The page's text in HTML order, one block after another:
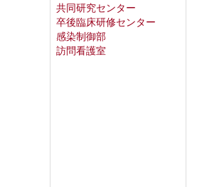
共同研究センター
卒後臨床研修センター
感染制御部
訪問看護室